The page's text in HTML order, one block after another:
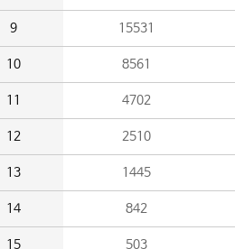
9 15531
10 8561
11 4702
12 2510
13 1445
14 842
15 503